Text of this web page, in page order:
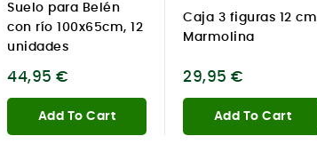
Suelo para Belén
con río 100x65cm, 12
unidades
44,95 €
Add To Cart
Caja 3 figuras 12 cm
Marmolina
29,95 €
Add To Cart